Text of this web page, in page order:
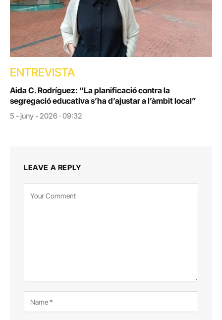
ENTREVISTA
Aida C. Rodríguez: “La planificació contra la
segregació educativa s’ha d’ajustar a l’àmbit local”
5 - juny - 2026 · 09:32
LEAVE A REPLY